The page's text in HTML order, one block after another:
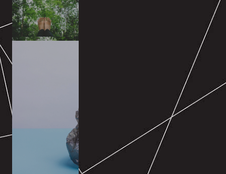
von 1 kg
Plastik
verursacht
im Schnitt
Plastiktüten
Vor dem EU-Verbot